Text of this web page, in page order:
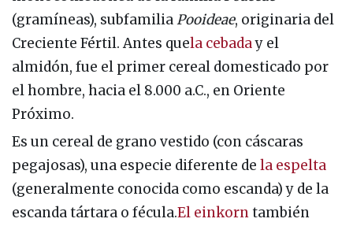
(gramíneas), subfamiliaPooideae, originaria del
Creciente Fértil. Antes quela cebaday el
almidón, fue el primer cereal domesticado por
el hombre, hacia el 8.000 a.C., en Oriente
Próximo.
Es un cereal de grano vestido (con cáscaras
pegajosas), una especie diferente de la espelta
(generalmente conocida como escanda) y de la
escanda tártara o fécula.El einkorntambién